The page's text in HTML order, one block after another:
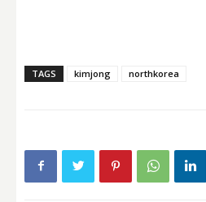
TAGS kimjong northkorea